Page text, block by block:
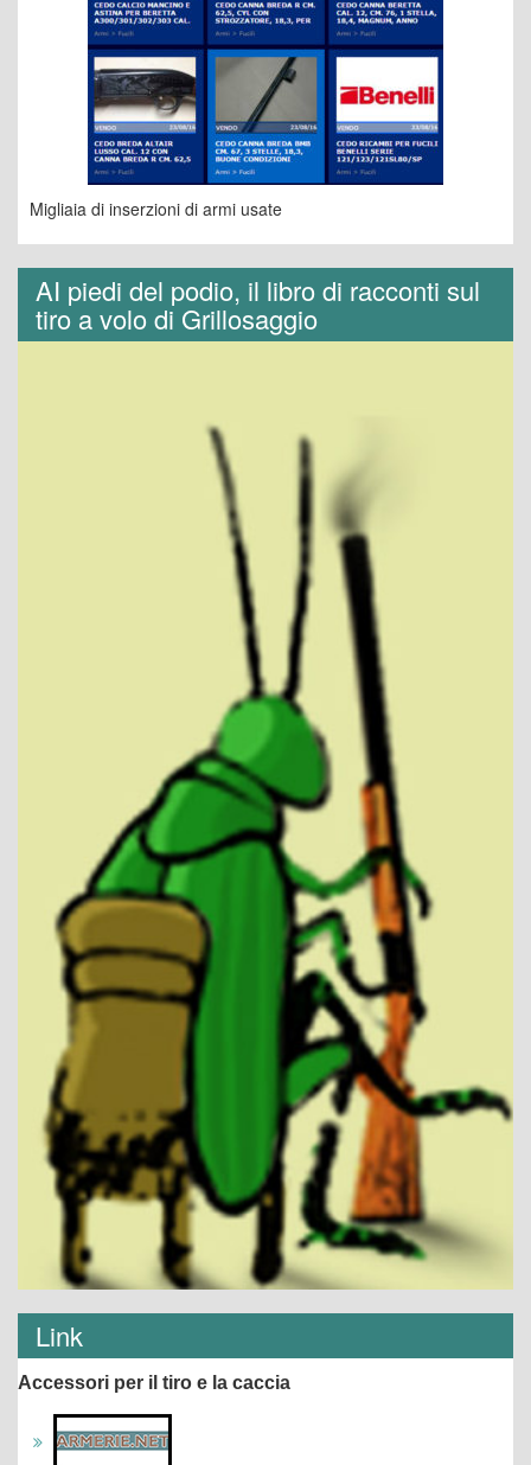
Migliaia di inserzioni di armi usate
AI piedi del podio, il libro di racconti sul
tiro a volo di Grillosaggio
Link
Accessori per il tiro e la caccia